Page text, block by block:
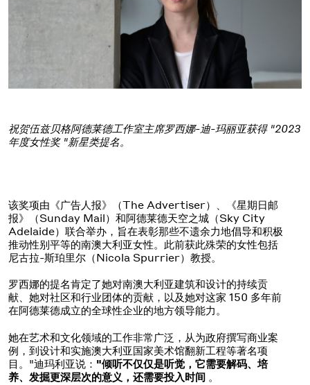
祝贺伍兹贝格阿德莱德工作室主席罗西娜-迪-玛丽亚获得 "2023
年度女性奖 "新星类提名。
该奖项由《广告人报》（The Advertiser）、《星期日邮
报》（Sunday Mail）和阿德莱德天空之城（Sky City
Adelaide）联合举办，旨在表彰那些不遗余力地倡导和积极
推动性别平等的南澳大利亚女性。此前获此殊荣的女性包括
尼古拉-斯珀里尔（Nicola Spurrier）教授。
罗西娜的提名肯定了她对南澳大利亚建筑和设计的持续贡
献、她对社区和行业团体的贡献，以及她对这家 150 多年前
在阿德莱德成立的全球性企业的地方领导能力。
她在艺术和文化领域的工作非常广泛，从为政府撰写商业案
例，到设计和实施澳大利亚国家美术馆翻新工程等著名项
目。"迪玛利亚说： "倾听不仅仅是听觉，它需要解码、培
养、发掘更深层次的意义，还需要投入时间 。